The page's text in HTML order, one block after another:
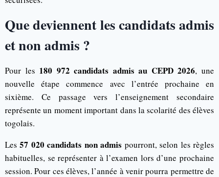
Que deviennent les candidats admis
et non admis ?
Pour les 180 972 candidats admis au CEPD 2026, une
nouvelle étape commence avec l’entrée prochaine en
sixième. Ce passage vers l’enseignement secondaire
représente un moment important dans la scolarité des élèves
togolais.
Les57 020 candidats non admis pourront, selon les règles
habituelles, se représenter à l’examen lors d’une prochaine
session. Pour ces élèves, l’année à venir pourra permettre de